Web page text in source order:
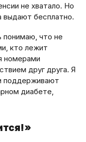
не хватало. Но
выдают бесплатно.
понимаю, что не
кто лежит
номерами
друг друга. Я
поддерживают
диабете,